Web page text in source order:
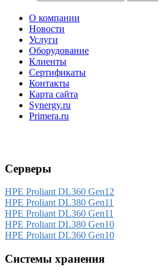
О компании
Новости
Услуги
Оборудование
Клиенты
Сертификаты
Контакты
Карта сайта
Synergy.ru
Primera.ru
Серверы
HPE Proliant DL360 Gen12
HPE Proliant DL380 Gen11
HPE Proliant DL360 Gen11
HPE Proliant DL380 Gen10
HPE Proliant DL360 Gen10
Системы хранения